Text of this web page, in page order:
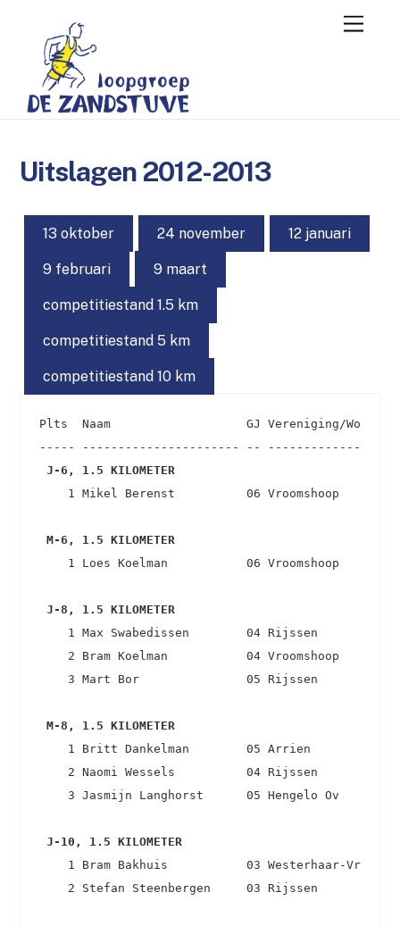
content
Menu
Uitslagen 2012-2013
13 oktober 24 november 12 januari
9 februari 9 maart
competitiestand 1.5 km
competitiestand 5 km
competitiestand 10 km
Plts  Naam                   GJ Vereniging/
J-6, 1.5 KILOMETER
1 Mikel Berenst          06 Vroomshoop
M-6, 1.5 KILOMETER
1 Loes Koelman           06 Vroomshoop
J-8, 1.5 KILOMETER
1 Max Swabedissen        04 Rijssen
2 Bram Koelman           04 Vroomshoop
3 Mart Bor               05 Rijssen
M-8, 1.5 KILOMETER
1 Britt Dankelman        05 Arrien
2 Naomi Wessels          04 Rijssen
3 Jasmijn Langhorst      05 Hengelo Ov
J-10, 1.5 KILOMETER
1 Bram Bakhuis           03 Westerhaar-
2 Stefan Steenbergen     03 Rijssen